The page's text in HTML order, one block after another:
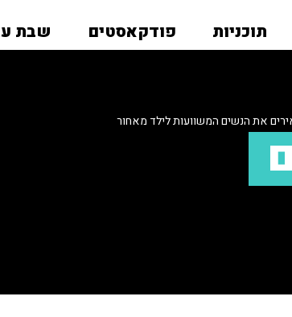
תוכניות פודקאסטים שבת
את הנשים המשוועות לילד מאחור